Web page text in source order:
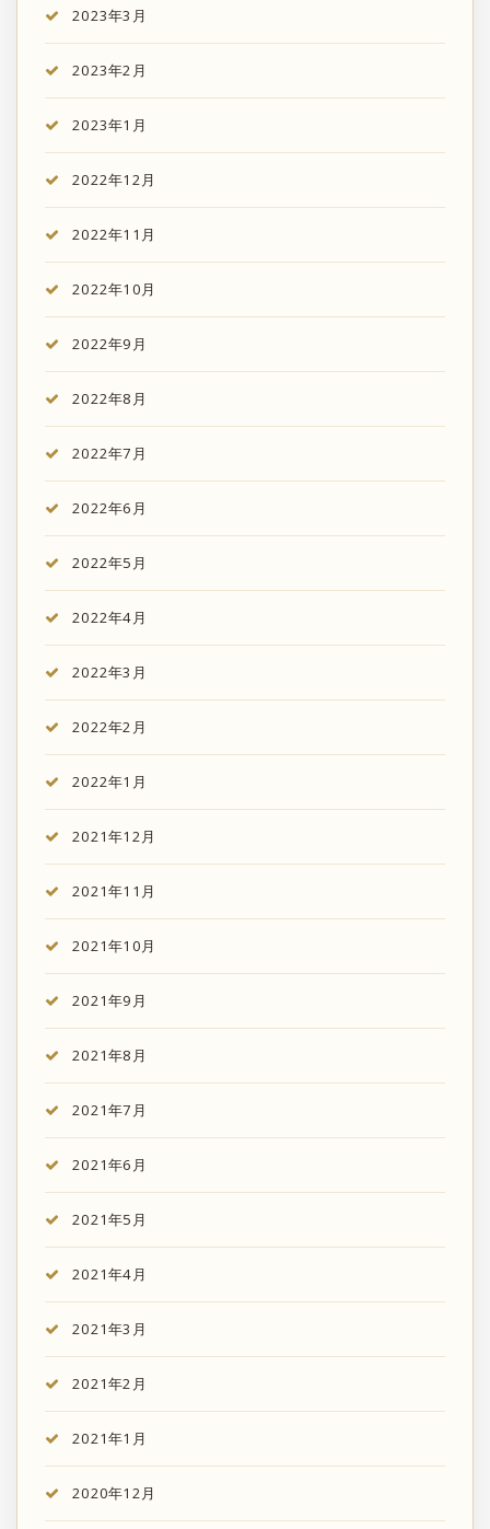
2023年3月
2023年2月
2023年1月
2022年12月
2022年11月
2022年10月
2022年9月
2022年8月
2022年7月
2022年6月
2022年5月
2022年4月
2022年3月
2022年2月
2022年1月
2021年12月
2021年11月
2021年10月
2021年9月
2021年8月
2021年7月
2021年6月
2021年5月
2021年4月
2021年3月
2021年2月
2021年1月
2020年12月